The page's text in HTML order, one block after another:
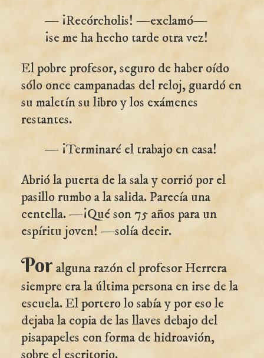
— ¡Recórcholis! —exclamó—
¡se me ha hecho tarde otra vez!
El pobre profesor, seguro de haber oído
sólo once campanadas del reloj, guardó en
su maletín su libro y los exámenes
restantes.
— ¡Terminaré el trabajo en casa!
Abrió la puerta de la sala y corrió por el
pasillo rumbo a la salida. Parecía una
centella. —¡Qué son 75 años para un
espíritu joven! —solía decir.
Por alguna razón el profesor Herrera
siempre era la última persona en irse de la
escuela. El portero lo sabía y por eso le
dejaba la copia de las llaves debajo del
pisapapeles con forma de hidroavión,
sobre el escritorio.